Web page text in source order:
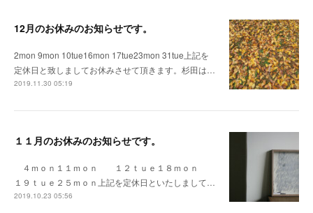
12月のお休みのお知らせです。
2mon 9mon 10tue16mon 17tue23mon 31tue上記を
定休日と致しましてお休みさせて頂きます。杉田は…
2019.11.30 05:19
１１月のお休みのお知らせです。
４ｍｏｎ１１ｍｏｎ １２ｔｕｅ１８ｍｏｎ
１９ｔｕｅ２５ｍｏｎ上記を定休日といたしまして…
2019.10.23 05:56